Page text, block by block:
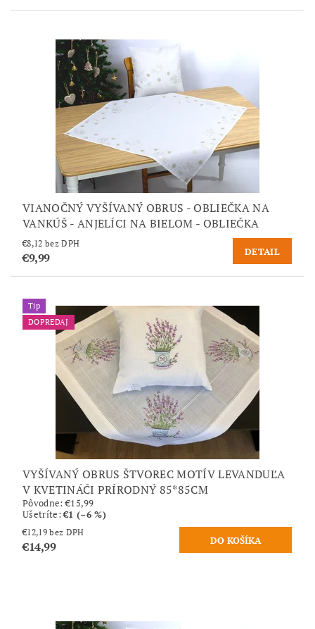
VIANOČNÝ VYŠÍVANÝ OBRUS - OBLIEČKA NA
VANKÚŠ - ANJELÍCI NA BIELOM - OBLIEČKA
€8,12 bez DPH
€9,99 DETAIL
Tip
DOPREDAJ
VYŠÍVANÝ OBRUS ŠTVOREC MOTÍV LEVANDUĽA
V KVETINÁČI PRÍRODNÝ 85*85CM
Pôvodne:€15,99
Ušetríte:€1 (–6 %)
€12,19 bez DPH
€14,99